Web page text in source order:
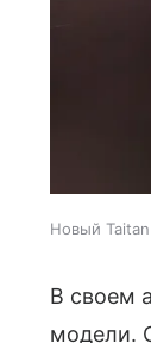
Новый
В своем
модели.